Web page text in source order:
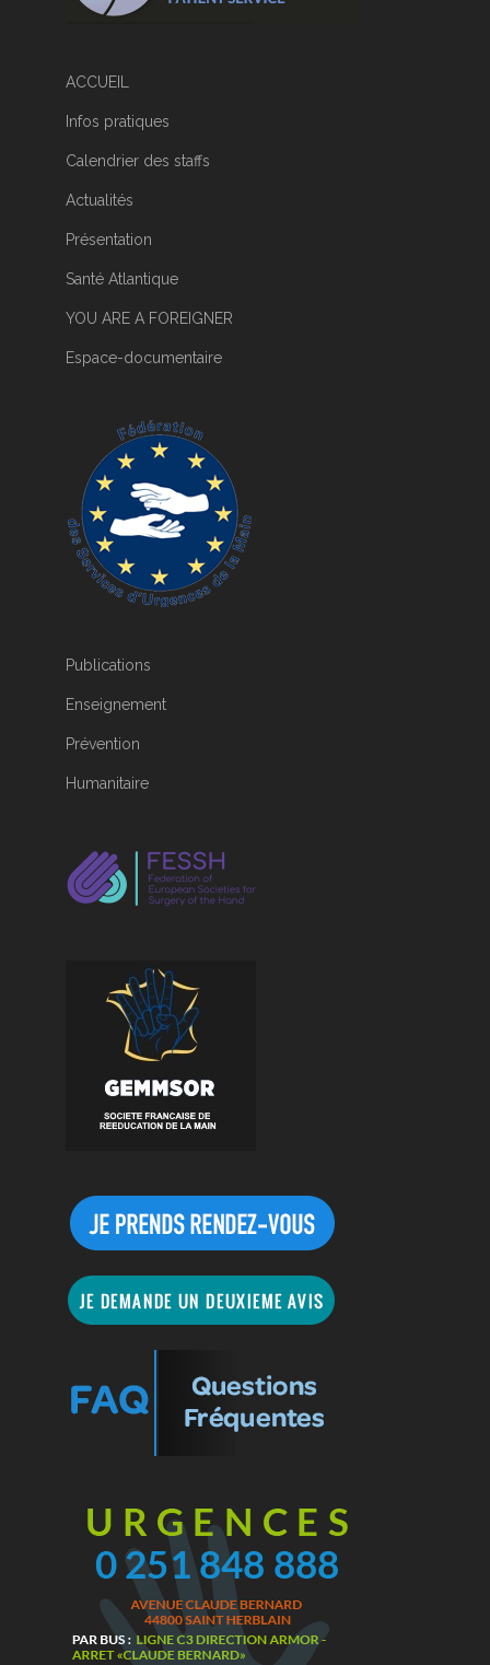
ACCUEIL
Infos pratiques
Calendrier des staffs
Actualités
Présentation
Santé Atlantique
YOU ARE A FOREIGNER
Espace-documentaire
Publications
Enseignement
Prévention
Humanitaire